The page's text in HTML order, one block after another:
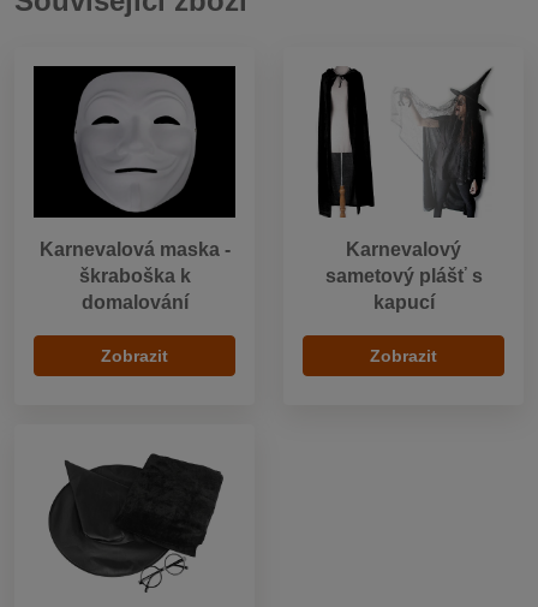
Karnevalová maska -
škraboška k
domalování
Zobrazit
Karnevalový
sametový plášť s
kapucí
Zobrazit